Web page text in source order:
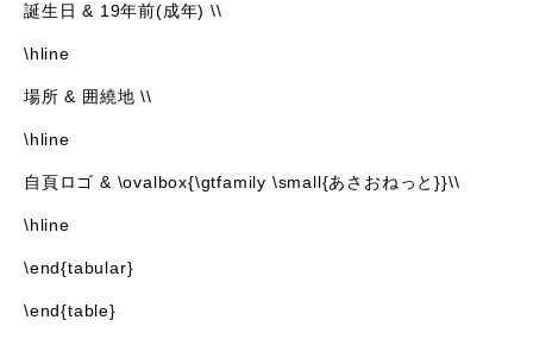
誕生日 & 19年前(成年) \\
\hline
場所 & 囲繞地 \\
\hline
自頁ロゴ & \ovalbox{\gtfamily \small{あさおねっと}}\\
\hline
\end{tabular}
\end{table}